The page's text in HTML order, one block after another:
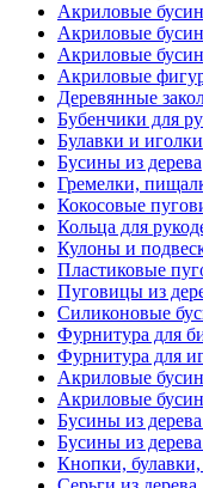
Акриловые
Акриловые
Акриловые
Акриловые
Деревянные
Бубенчики для
Булавки и иголки
Бусины из дерева
Гремелки,
Кокосовые
Кольца для
Кулоны и
Пластиковые
Пуговицы из
Силиконовые
Фурнитура для
Фурнитура для
Акриловые
Акриловые
Бусины из
Бусины из
Кнопки,